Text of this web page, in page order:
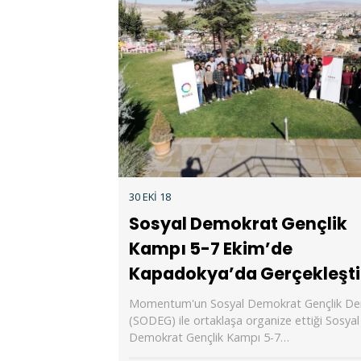
30 EKI 18
Sosyal Demokrat Gençlik
Kampı 5-7 Ekim’de
Kapadokya’da Gerçekleşti
Momentum'un Sosyal Demokrat Gençlik
(SODEG) ile ortaklaşa organize ettiği Sosyal
Demokrat Gençlik Kampı 5-7…